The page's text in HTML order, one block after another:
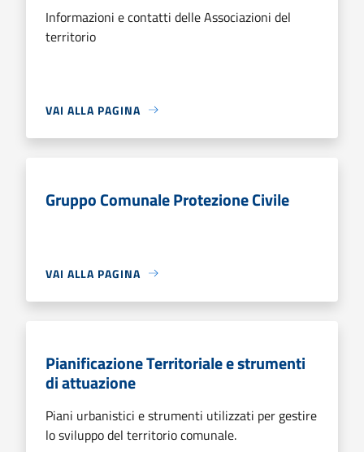
Informazioni e contatti delle Associazioni del
territorio
VAI ALLA PAGINA
Gruppo Comunale Protezione Civile
VAI ALLA PAGINA
Pianificazione Territoriale e strumenti
di attuazione
Piani urbanistici e strumenti utilizzati per gestire
lo sviluppo del territorio comunale.